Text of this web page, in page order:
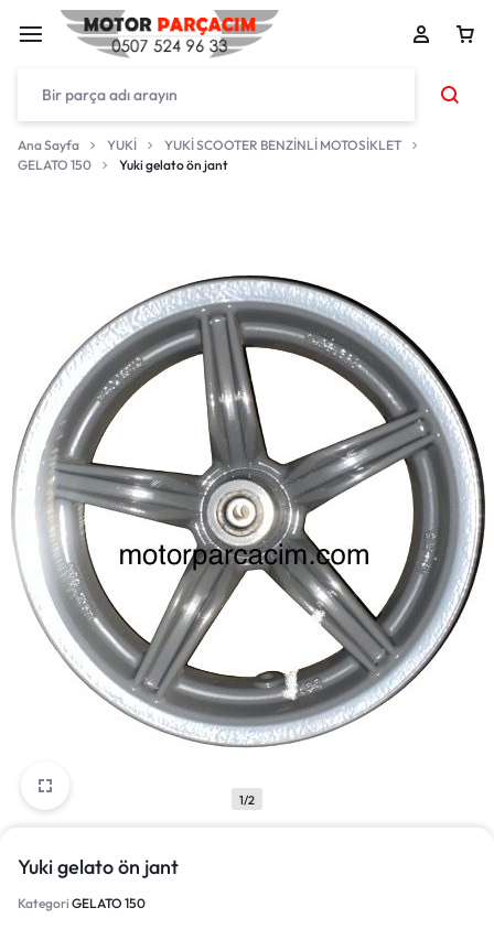
Ana Sayfa YUKİ
YUKİ SCOOTER BENZİNLİ MOTOSİKLET
GELATO 150
Yuki gelato ön jant
1/2
Yuki gelato ön jant
Kategori GELATO 150